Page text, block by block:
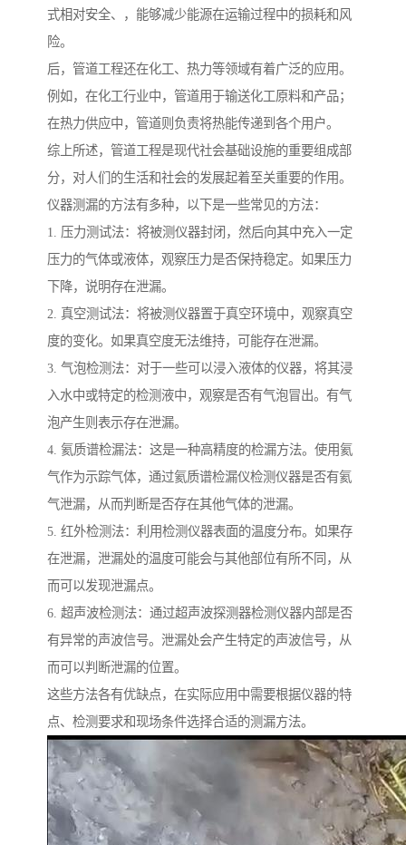
式相对安全、，能够减少能源在运输过程中的损耗和风
险。
后，管道工程还在化工、热力等领域有着广泛的应用。
例如，在化工行业中，管道用于输送化工原料和产品；
在热力供应中，管道则负责将热能传递到各个用户。
综上所述，管道工程是现代社会基础设施的重要组成部
分，对人们的生活和社会的发展起着至关重要的作用。
仪器测漏的方法有多种，以下是一些常见的方法：
1. 压力测试法：将被测仪器封闭，然后向其中充入一定
压力的气体或液体，观察压力是否保持稳定。如果压力
下降，说明存在泄漏。
2. 真空测试法：将被测仪器置于真空环境中，观察真空
度的变化。如果真空度无法维持，可能存在泄漏。
3. 气泡检测法：对于一些可以浸入液体的仪器，将其浸
入水中或特定的检测液中，观察是否有气泡冒出。有气
泡产生则表示存在泄漏。
4. 氦质谱检漏法：这是一种高精度的检漏方法。使用氦
气作为示踪气体，通过氦质谱检漏仪检测仪器是否有氦
气泄漏，从而判断是否存在其他气体的泄漏。
5. 红外检测法：利用检测仪器表面的温度分布。如果存
在泄漏，泄漏处的温度可能会与其他部位有所不同，从
而可以发现泄漏点。
6. 超声波检测法：通过超声波探测器检测仪器内部是否
有异常的声波信号。泄漏处会产生特定的声波信号，从
而可以判断泄漏的位置。
这些方法各有优缺点，在实际应用中需要根据仪器的特
点、检测要求和现场条件选择合适的测漏方法。